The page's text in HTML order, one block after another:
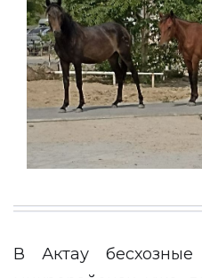
В Актау